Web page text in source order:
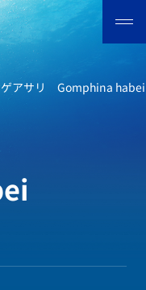
ゲアサリ Gomphina